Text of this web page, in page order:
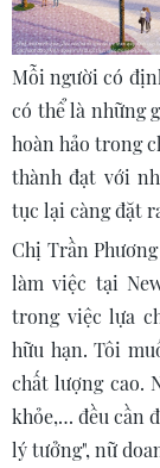
Mỗi người có
có thể là những
hoàn hảo trong
thành đạt với
tục lại càng đặt
Chị Trần
làm việc tại
trong việc lựa
hữu hạn. Tôi
chất lượng cao.
khỏe,… đều cần
lý tưởng", nữ